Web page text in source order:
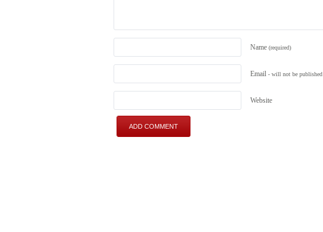
Name (required)
Email - will not be published
Website